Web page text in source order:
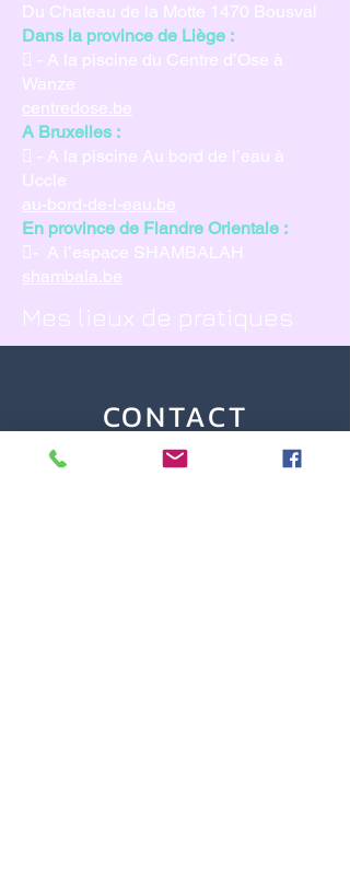
Du Chateau de la Motte 1470 Bousval
Dans la province de Liège :
 - A la piscine du Centre d’Ose à
Wanze
centredose.be
A Bruxelles :
 - A la piscine Au bord de l’eau à
Uccle
au-bord-de-l-eau.be
En province de Flandre Orientale :
- A l’espace SHAMBALAH
shambala.be
Mes lieux de pratiques
CONTACT